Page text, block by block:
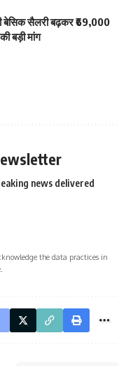
सैलरी बढ़कर ₹69,000
बड़ी मांग
news delivered
the data practices in